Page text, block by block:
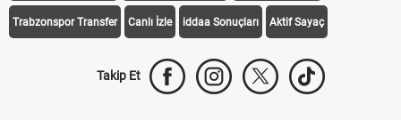
Trabzonspor Transfer Canlı İzle iddaa Sonuçları Aktif Sayaç
Takip Et